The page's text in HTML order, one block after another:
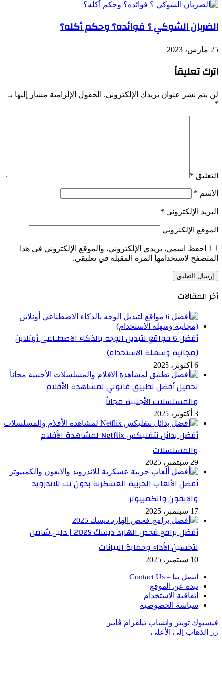
الضربان الشوكي ؟ فوائده؟ وحكم أكله؟
25 مارس، 2023
اترك تعليقاً
لن يتم نشر عنوان بريدك الإلكتروني. الحقول الإلزامية مشار إليها بـ
*
التعليق *
الاسم *
البريد الإلكتروني *
الموقع الإلكتروني
احفظ اسمي، بريدي الإلكتروني، والموقع الإلكتروني في هذا
المتصفح لاستخدامها المرة المقبلة في تعليقي.
أخر المقالات
أفضل 6 مواقع لتبديل الوجه بالذكاء الاصطناعي أونلاين
(مجانية وسهلة الاستخدام)
6 أكتوبر، 2025
تحميل أفضل تطبيق قانوني لمشاهدة الأفلام
والمسلسلات الأجنبية مجاناً
3 أكتوبر، 2025
أفضل بدائل نتفليكس Netflix لمشاهدة الأفلام
والمسلسلات
29 سبتمبر، 2025
أفضل الألعاب الحربية العسكرية بدون نت للاندرويد
والايفون والكمبيوتر
17 سبتمبر، 2025
أفضل برامج فحص الهارد ديسك 2025 | دليل شامل
لتحسين الأداء وحماية البيانات
10 سبتمبر، 2025
اتصل بنا – Contact Us
نبدة عن الموقع
اتفاقية الاستخدام
سياسة الخصوصية
فيسبوك تويتر واتساب تيلقرام ڤايبر
زر الذهاب إلى الأعلى